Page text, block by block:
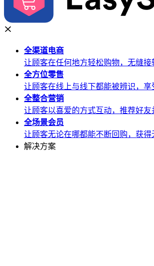
全渠道电商
让顾客在任何地方轻松购物，无缝
全方位零售
让顾客在线上与线下都能被辨识，
全整合营销
让顾客以喜爱的方式互动，推荐好友
全场景会员
让顾客无论在哪都能不断回购，获得
解决方案